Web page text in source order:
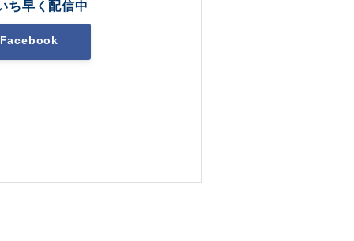
ち早く配信中
Facebook